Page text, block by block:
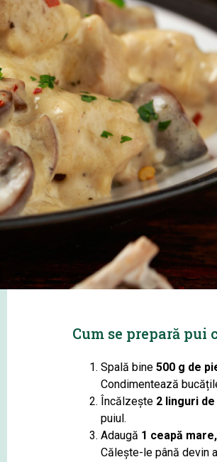
Cum se prepară
Spală bine 500 g de
Condimentează
Încălzește 2 linguri
puiul.
Adaugă 1 ceapă
Călește-le până devin